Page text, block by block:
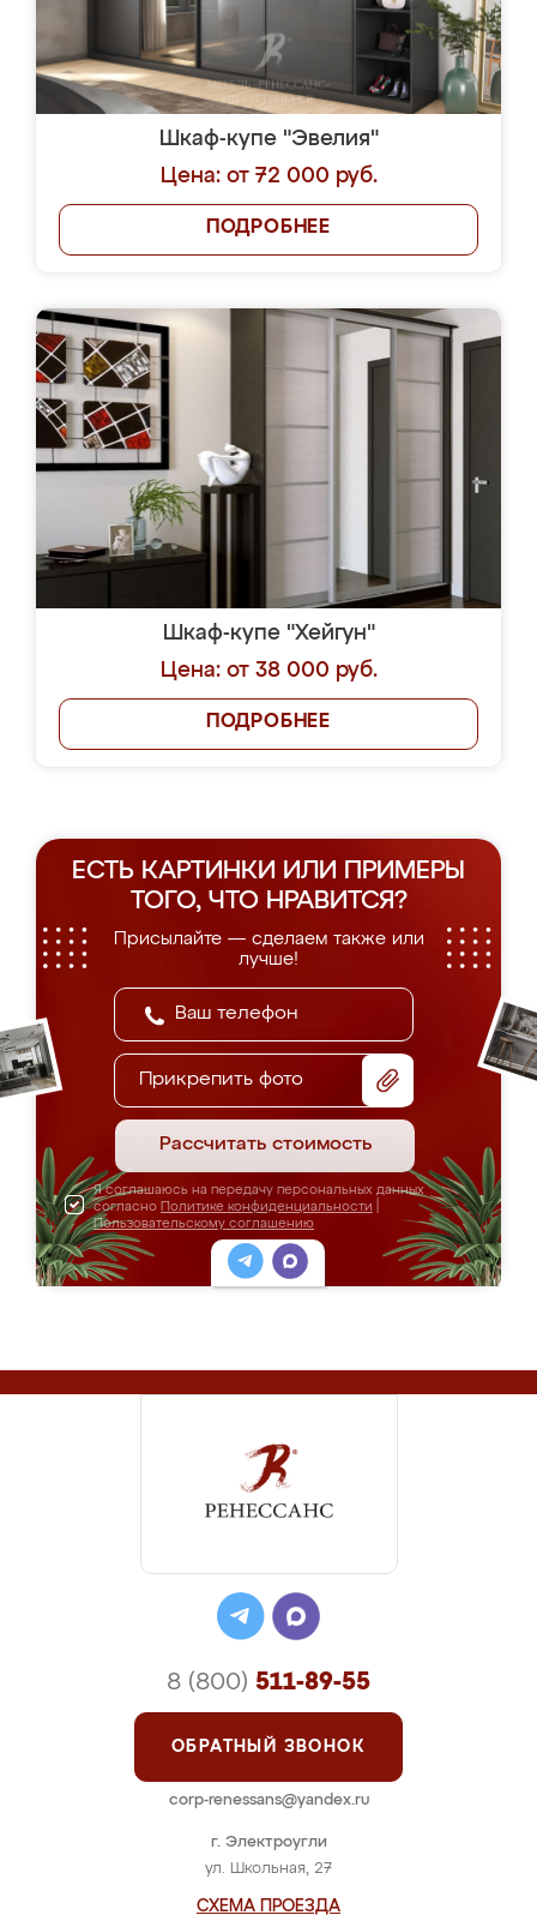
Шкаф-купе "Эвелия"
Цена: от 72 000 руб.
ПОДРОБНЕЕ
Шкаф-купе "Хейгун"
Цена: от 38 000 руб.
ПОДРОБНЕЕ
ЕСТЬ КАРТИНКИ ИЛИ ПРИМЕРЫ
ТОГО, ЧТО НРАВИТСЯ?
Присылайте — сделаем также или
лучше!
Прикрепить фото
Рассчитать стоимость
Я соглашаюсь на передачу персональных данных
согласно Политике конфиденциальности
Пользовательскому соглашению
г. Электроугли
ул. Школьная, 27
СХЕМА ПРОЕЗДА
8 (800) 511-89-55
ОБРАТНЫЙ ЗВОНОК
corp-renessans@yandex.ru